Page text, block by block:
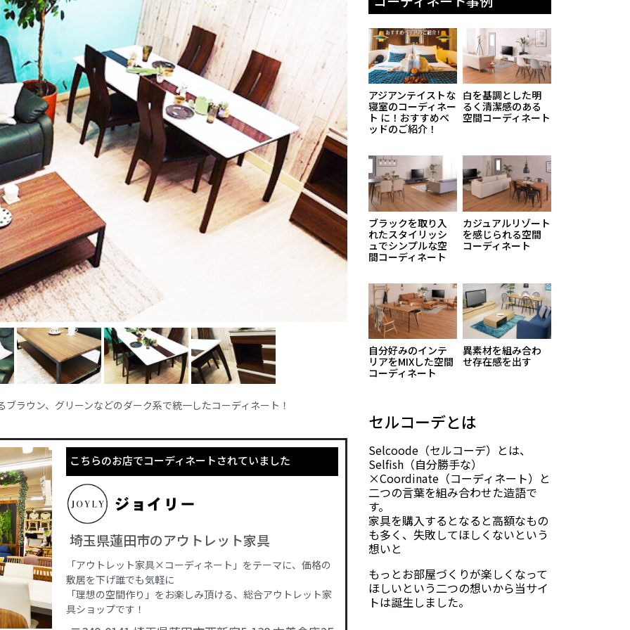
ラウン、グリーンなどのダーク系で統一したコーディネート！
こちらのお店でコーディネートされていました
埼玉県蓮田市のアウトレット家具
「アウトレット家具×コーディネート」をテーマに、価格の
敷居を下げ誰でも気軽に
「理想の空間作り」をお楽しみ頂ける、総合アウトレット家
具ショップです！
アジアンテイストな
寝室のコーディネー
ト に！おすすめベ
ッドのご紹介！
白を基調とした明
るく清潔感のある
空間コーディネート
ブラックを取り入
れたスタイリッシ
ュでシンプルな空
間コーディネート
カジュアルリゾート
を感じられる空間
コーディネート
自分好みのインテ
リアをMIXした空間
コーディネート
異素材を組み合わ
せ存在感を出す
セルコーデとは
Selcoode（セルコーデ）とは、
Selfish（自分勝手な）
×Coordinate（コーディネート）と
二つの言葉を組み合わせた造語で
す。
家具を購入するとなると高額なもの
も多く、失敗してほしくないという
想いと
もっとお部屋づくりが楽しくなって
ほしいという二つの想いから当サイ
トは誕生しました。